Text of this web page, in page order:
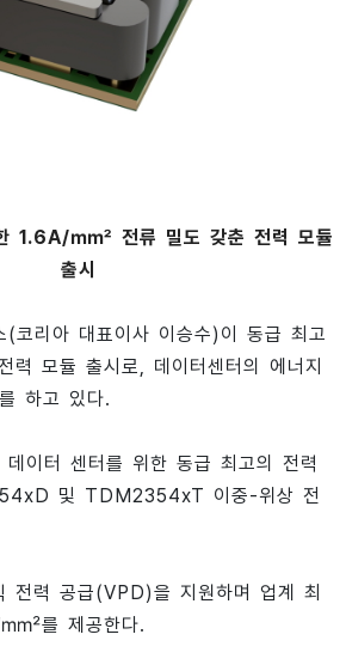
1.6A/㎟ 전류 밀도 갖춘 전력 모듈
출시
(코리아 대표이사 이승수)이 동급 최고
력 모듈 출시로, 데이터센터의 에너지
하고 있다.
이터 센터를 위한 동급 최고의 전력
및 TDM2354xT 이중-위상 전
전력 공급(VPD)을 지원하며 업계 최
㎟를 제공한다.